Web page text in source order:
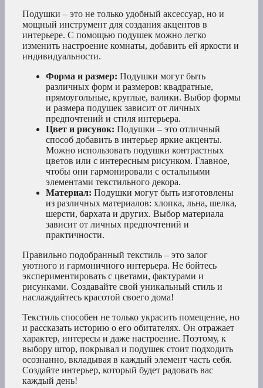
Подушки – это не только удобный аксессуар, но и
мощный инструмент для создания акцентов в
интерьере. С помощью подушек можно легко
изменить настроение комнаты, добавить ей яркости и
индивидуальности.
Форма и размер: Подушки могут быть
различных форм и размеров: квадратные,
прямоугольные, круглые, валики. Выбор формы
и размера подушек зависит от личных
предпочтений и стиля интерьера.
Цвет и рисунок: Подушки – это отличный
способ добавить в интерьер яркие акценты.
Можно использовать подушки контрастных
цветов или с интересным рисунком. Главное,
чтобы они гармонировали с остальными
элементами текстильного декора.
Материал: Подушки могут быть изготовлены
из различных материалов: хлопка, льна, шелка,
шерсти, бархата и других. Выбор материала
зависит от личных предпочтений и
практичности.
Правильно подобранный текстиль – это залог
уютного и гармоничного интерьера. Не бойтесь
экспериментировать с цветами, фактурами и
рисунками. Создавайте свой уникальный стиль и
наслаждайтесь красотой своего дома!
Текстиль способен не только украсить помещение, но
и рассказать историю о его обитателях. Он отражает
характер, интересы и даже настроение. Поэтому, к
выбору штор, покрывал и подушек стоит подходить
осознанно, вкладывая в каждый элемент часть себя.
Создайте интерьер, который будет радовать вас
каждый день!